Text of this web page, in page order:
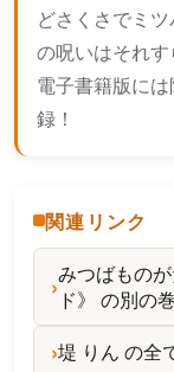
どさくさでミ
の呪いはそれ
電子書籍版に
録！
関連リンク
みつばもの
ド》 の別の
堤 りん の全